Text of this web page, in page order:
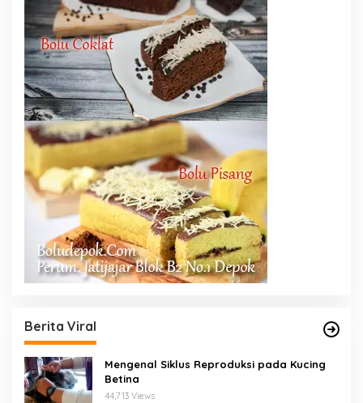
Berita Viral
Mengenal Siklus Reproduksi pada Kucing
Betina
44,713 Views